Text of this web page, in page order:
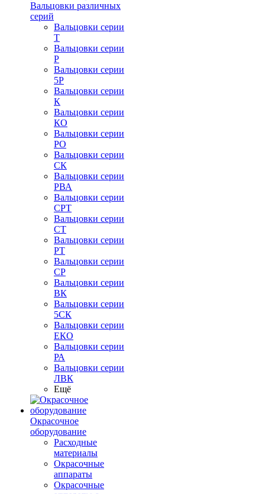
Вальцовки различных
серий
Вальцовки серии
Т
Вальцовки серии
Р
Вальцовки серии
5Р
Вальцовки серии
К
Вальцовки серии
КО
Вальцовки серии
РО
Вальцовки серии
СК
Вальцовки серии
РВА
Вальцовки серии
СРТ
Вальцовки серии
СТ
Вальцовки серии
РТ
Вальцовки серии
СР
Вальцовки серии
ВК
Вальцовки серии
5СК
Вальцовки серии
ЕКО
Вальцовки серии
РА
Вальцовки серии
ЛВК
Ещё
Окрасочное
оборудование
Расходные
материалы
Окрасочные
аппараты
Окрасочные